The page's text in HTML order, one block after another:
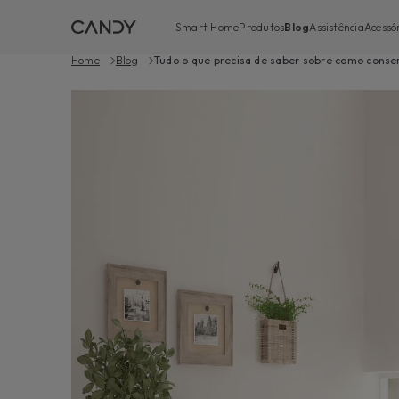
Smart HomeProdutosBlogAssistência
Home Blog Tudo o que precisa de saber sobre como